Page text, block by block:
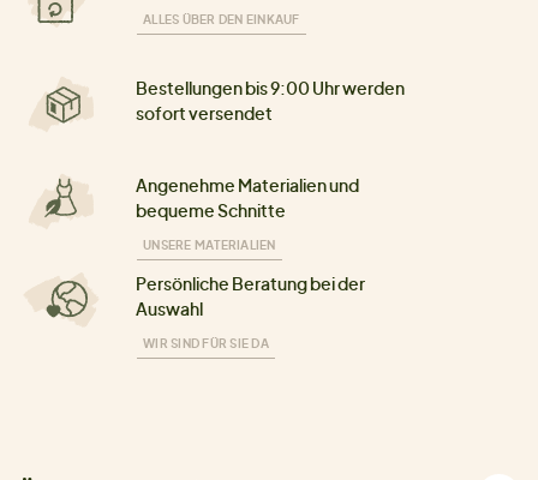
ALLES ÜBER DEN EINKAUF
Bestellungen bis 9:00 Uhr werden
sofort versendet
Angenehme Materialien und
bequeme Schnitte
UNSERE MATERIALIEN
Persönliche Beratung bei der
Auswahl
WIR SIND FÜR SIE DA